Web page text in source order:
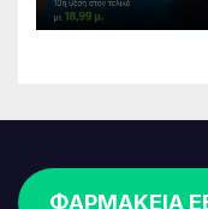
ΦΑΡΜΑΚΕΙΑ